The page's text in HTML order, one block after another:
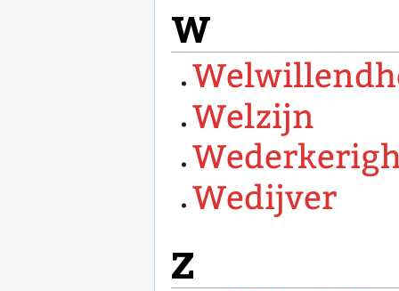
W
Welzijn
Wedijver
Z